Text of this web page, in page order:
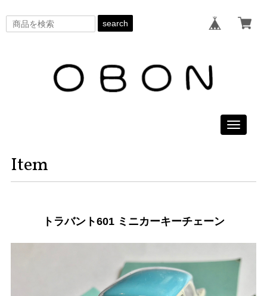
search
Toggle
Item
トラバント601 ミニカーキーチェーン